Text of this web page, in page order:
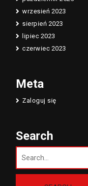
wrzesień 2023
sierpień 2023
lipiec 2023
czerwiec 2023
Meta
Zaloguj się
Search